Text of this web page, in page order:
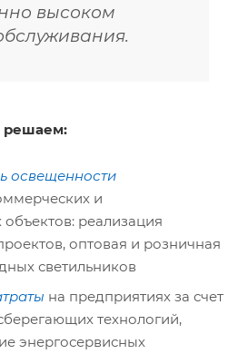
высоком
решаем:
освещенности
и
реализация
оптовая и розничная
светильников
на предприятиях за счет
технологий,
энергосервисных